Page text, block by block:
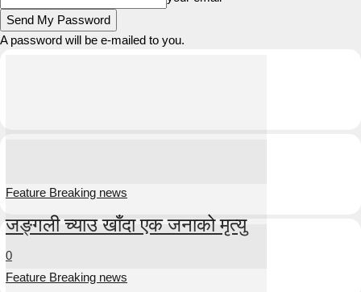
A password will be e-mailed to you.
Feature Breaking news
जङ्गली च्याउ खाँदा एक जनाको मृत्यु
0
Feature Breaking news